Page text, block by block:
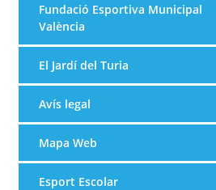
Fundació Esportiva Municipal
València
El Jardí del Turia
Avís legal
Mapa Web
Esport Escolar